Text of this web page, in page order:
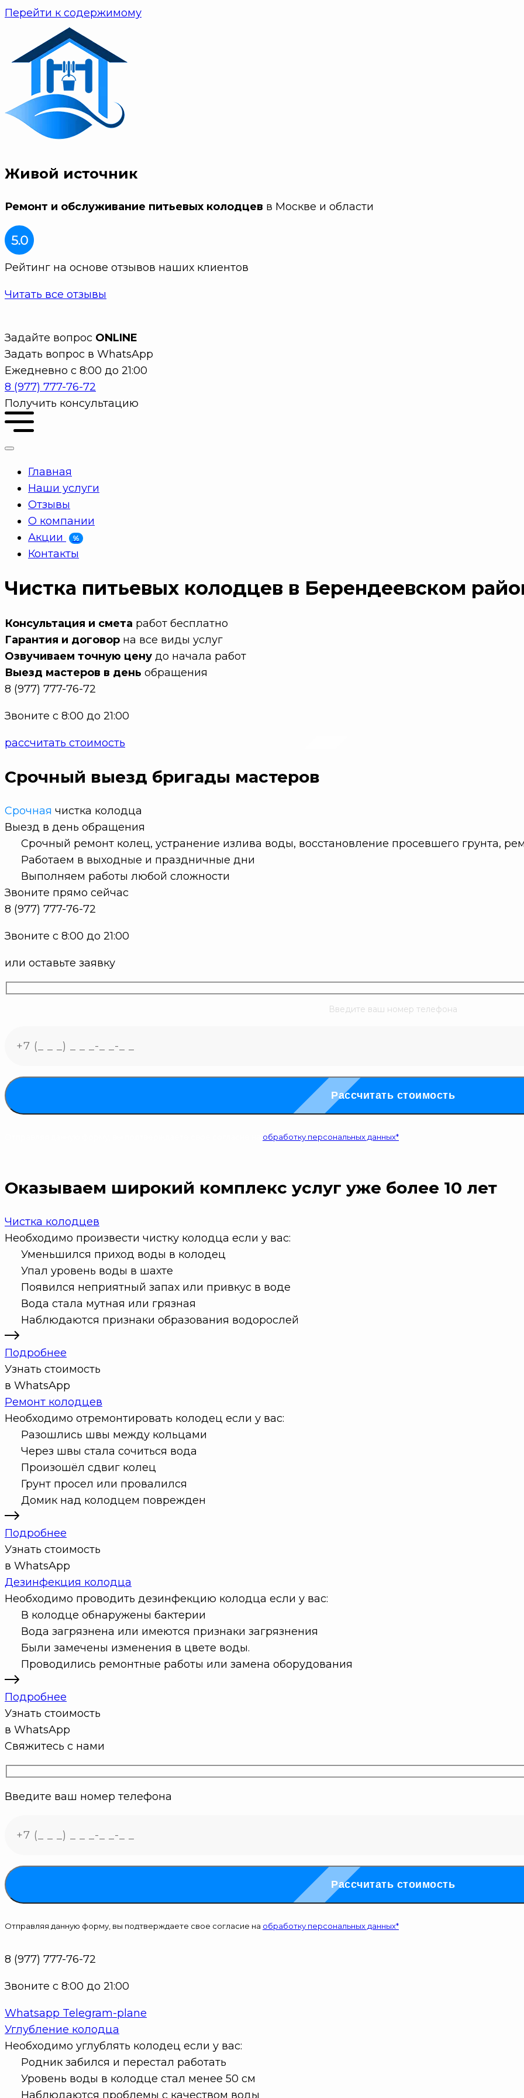
Перейти к содержимому
Живой источник
Ремонт и обслуживание питьевых колодцев в Москве и области
Рейтинг на основе отзывов наших клиентов
Читать все отзывы
Задайте вопрос ONLINE
Задать вопрос в WhatsApp
Ежедневно с 8:00 до 21:00
8 (977) 777-76-72
Получить консультацию
Главная
Наши услуги
Отзывы
О компании
Акции
%
Контакты
Чистка питьевых колодцев в Берендеевском
Консультация и смета работ бесплатно
Гарантия и договор на все виды услуг
Озвучиваем точную цену до начала работ
Выезд мастеров в день обращения
8 (977) 777-76-72
Звоните с 8:00 до 21:00
рассчитать стоимость
Срочный выезд бригады мастеров
Срочная чистка колодца
Выезд в день обращения
Срочный ремонт колец, устранение излива воды, восстановление просевшего грунта,
Работаем в выходные и праздничные дни
Выполняем работы любой сложности
Звоните прямо сейчас
8 (977) 777-76-72
Звоните с 8:00 до 21:00
или оставьте заявку
Введите ваш номер телефона
Рассчитать стоимость
обработку персональных данных*
Оказываем широкий комплекс услуг уже более 10 лет
Чистка колодцев
Необходимо произвести чистку колодца если у вас:
Уменьшился приход воды в колодец
Упал уровень воды в шахте
Появился неприятный запах или привкус в воде
Вода стала мутная или грязная
Наблюдаются признаки образования водорослей
Подробнее
Узнать стоимость
в WhatsApp
Ремонт колодцев
Необходимо отремонтировать колодец если у вас:
Разошлись швы между кольцами
Через швы стала сочиться вода
Произошёл сдвиг колец
Грунт просел или провалился
Домик над колодцем поврежден
Подробнее
Узнать стоимость
в WhatsApp
Дезинфекция колодца
Необходимо проводить дезинфекцию колодца если у вас:
В колодце обнаружены бактерии
Вода загрязнена или имеются признаки загрязнения
Были замечены изменения в цвете воды.
Проводились ремонтные работы или замена оборудования
Подробнее
Узнать стоимость
в WhatsApp
Свяжитесь с нами
Введите ваш номер телефона
Рассчитать стоимость
Отправляя данную форму, вы подтверждаете свое согласие на обработку персональных данных*
8 (977) 777-76-72
Звоните с 8:00 до 21:00
Whatsapp Telegram-plane
Углубление колодца
Необходимо углублять колодец если у вас:
Родник забился и перестал работать
Уровень воды в колодце стал менее 50 см
Наблюдаются проблемы с качеством воды